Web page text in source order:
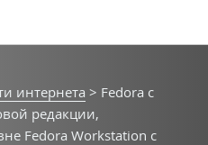
интернета > Fedora c
редакции,
Fedora Workstation с